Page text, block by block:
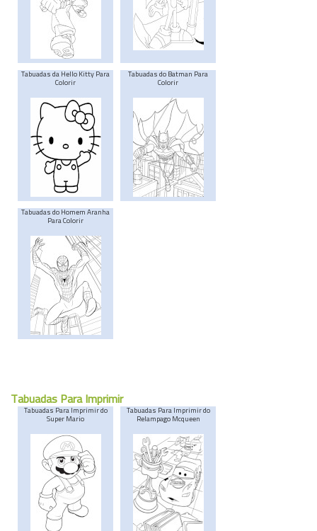
Tabuadas da Hello Kitty Para
Colorir
Tabuadas do Batman Para
Colorir
Tabuadas do Homem Aranha
Para Colorir
Tabuadas Para Imprimir
Tabuadas Para Imprimir do
Super Mario
Tabuadas Para Imprimir do
Relampago Mcqueen